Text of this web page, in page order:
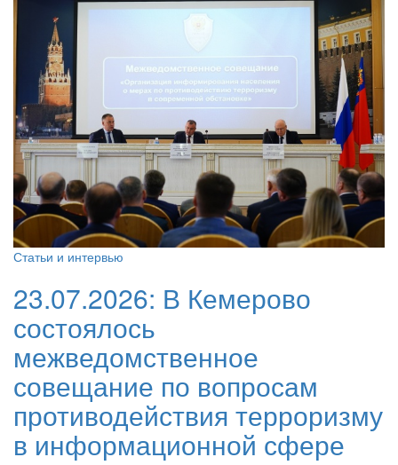
Статьи и интервью
23.07.2026: В Кемерово
состоялось
межведомственное
совещание по вопросам
противодействия терроризму
в информационной сфере